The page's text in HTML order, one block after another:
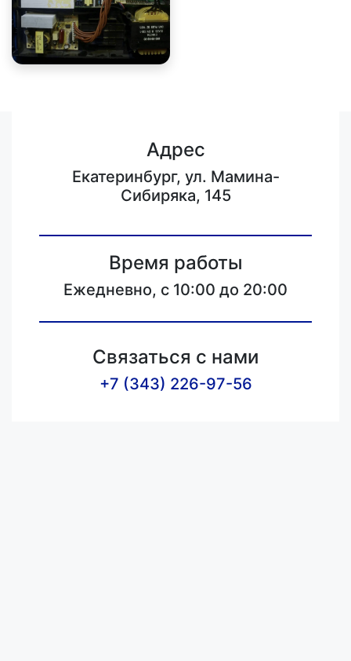
Адрес
Екатеринбург, ул. Мамина-
Сибиряка, 145
Время работы
Ежедневно, с 10:00 до 20:00
Связаться с нами
+7 (343) 226-97-56